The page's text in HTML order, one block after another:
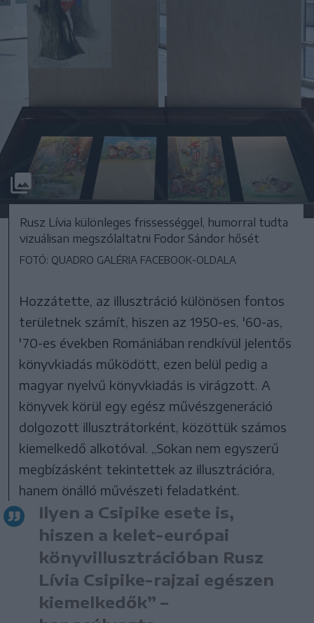
Rusz Lívia különleges frissességgel, humorral tudta
vizuálisan megszólaltatni Fodor Sándor hősét
FOTÓ: QUADRO GALÉRIA FACEBOOK-OLDALA
Hozzátette, az illusztráció különösen fontos
területnek számít, hiszen az 1950-es, '60-as,
'70-es években Romániában rendkívül jelentős
könyvkiadás működött, ezen belül pedig a
magyar nyelvű könyvkiadás is virágzott. A
könyvek körül egy egész művészgeneráció
dolgozott illusztrátorként, közöttük számos
kiemelkedő alkotóval. „Sokan nem egyszerű
megbízásként tekintettek az illusztrációra,
hanem önálló művészeti feladatként.
Ilyen a Csipike esete is,
hiszen a kelet-európai
könyvillusztrációban Rusz
Lívia Csipike-rajzai egészen
kiemelkedők” –